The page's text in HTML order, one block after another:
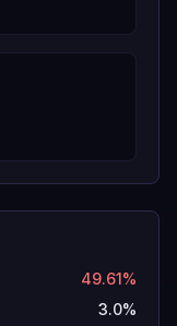
49.61%
3.0%